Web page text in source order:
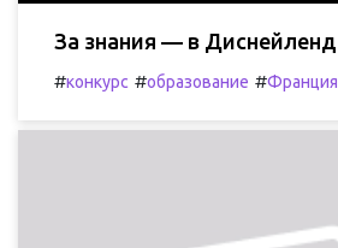
За знания — в Диснейленд
#конкурс #образование #Франция